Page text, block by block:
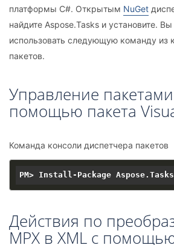
платформы C#. Открытым NuGet
найдите Aspose.Tasks и установите.
использовать следующую команду из
пакетов.
Управление
помощью пакета
Команда консоли диспетчера пакетов
Действия по
MPX в XML с